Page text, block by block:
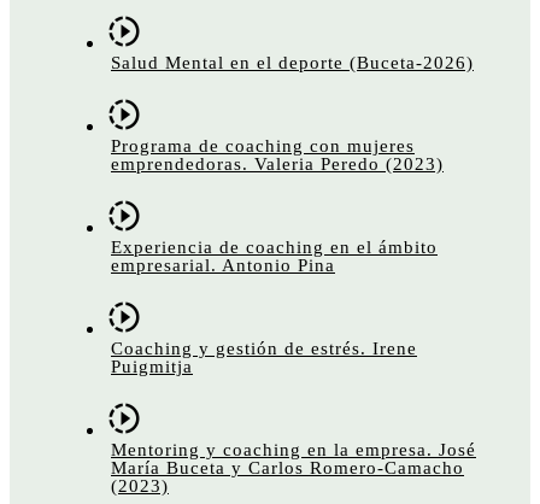
Salud Mental en el deporte (Buceta-2026)
Programa de coaching con mujeres
emprendedoras. Valeria Peredo (2023)
Experiencia de coaching en el ámbito
empresarial. Antonio Pina
Coaching y gestión de estrés. Irene
Puigmitja
Mentoring y coaching en la empresa. José
María Buceta y Carlos Romero-Camacho
(2023)